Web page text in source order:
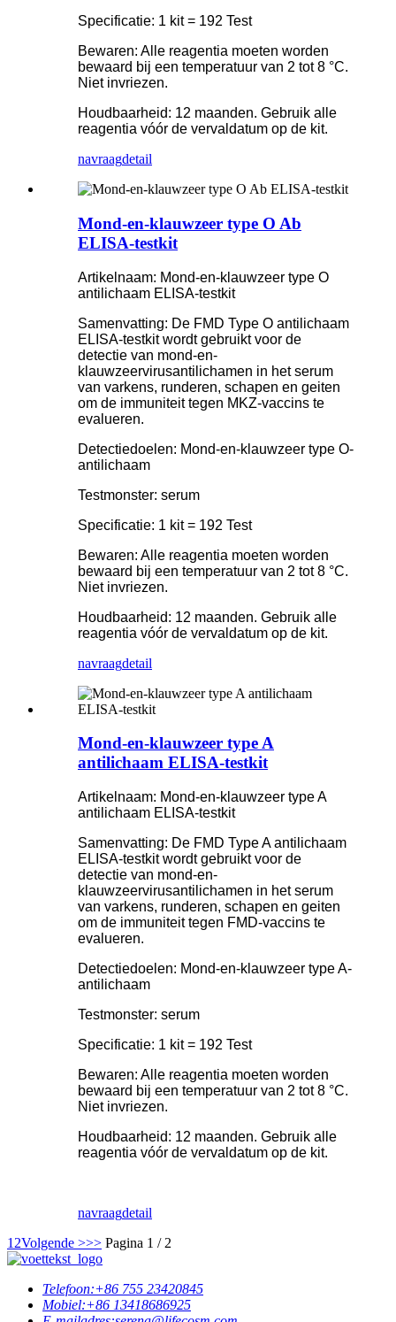
Specificatie: 1 kit = 192 Test
Bewaren: Alle reagentia moeten worden
bewaard bij een temperatuur van 2 tot 8 °C.
Niet invriezen.
Houdbaarheid: 12 maanden. Gebruik alle
reagentia vóór de vervaldatum op de kit.
navraagdetail
Mond-en-klauwzeer type O Ab
ELISA-testkit
Artikelnaam: Mond-en-klauwzeer type O
antilichaam ELISA-testkit
Samenvatting: De FMD Type O antilichaam
ELISA-testkit wordt gebruikt voor de
detectie van mond-en-
klauwzeervirusantilichamen in het serum
van varkens, runderen, schapen en geiten
om de immuniteit tegen MKZ-vaccins te
evalueren.
Detectiedoelen: Mond-en-klauwzeer type O-
antilichaam
Testmonster: serum
Specificatie: 1 kit = 192 Test
Bewaren: Alle reagentia moeten worden
bewaard bij een temperatuur van 2 tot 8 °C.
Niet invriezen.
Houdbaarheid: 12 maanden. Gebruik alle
reagentia vóór de vervaldatum op de kit.
navraagdetail
Mond-en-klauwzeer type A
antilichaam ELISA-testkit
Artikelnaam: Mond-en-klauwzeer type A
antilichaam ELISA-testkit
Samenvatting: De FMD Type A antilichaam
ELISA-testkit wordt gebruikt voor de
detectie van mond-en-
klauwzeervirusantilichamen in het serum
van varkens, runderen, schapen en geiten
om de immuniteit tegen FMD-vaccins te
evalueren.
Detectiedoelen: Mond-en-klauwzeer type A-
antilichaam
Testmonster: serum
Specificatie: 1 kit = 192 Test
Bewaren: Alle reagentia moeten worden
bewaard bij een temperatuur van 2 tot 8 °C.
Niet invriezen.
Houdbaarheid: 12 maanden. Gebruik alle
reagentia vóór de vervaldatum op de kit.
navraagdetail
1 2Volgende >>> Pagina 1 / 2
Telefoon:+86 755 23420845
Mobiel:+86 13418686925